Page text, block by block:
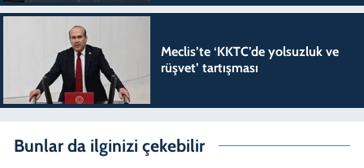
Meclis’te ‘KKTC’de yolsuzluk ve
rüşvet’ tartışması
Bunlar da ilginizi çekebilir